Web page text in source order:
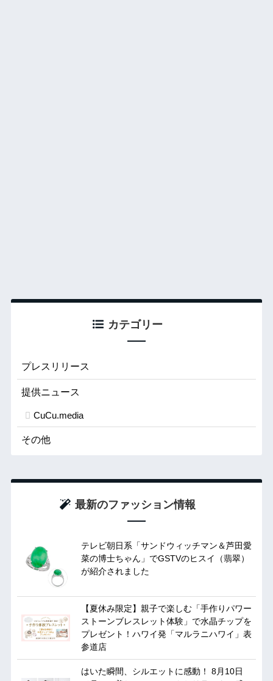
カテゴリー
プレスリリース
提供ニュース
CuCu.media
その他
最新のファッション情報
テレビ朝日系「サンドウィッチマン＆芦田愛
菜の博士ちゃん」でGSTVのヒスイ（翡翠）
が紹介されました
【夏休み限定】親子で楽しむ「手作りパワー
ストーンブレスレット体験」で水晶チップを
プレゼント！ハワイ発「マルラニハワイ」表
参道店
はいた瞬間、シルエットに感動！ 8月10日